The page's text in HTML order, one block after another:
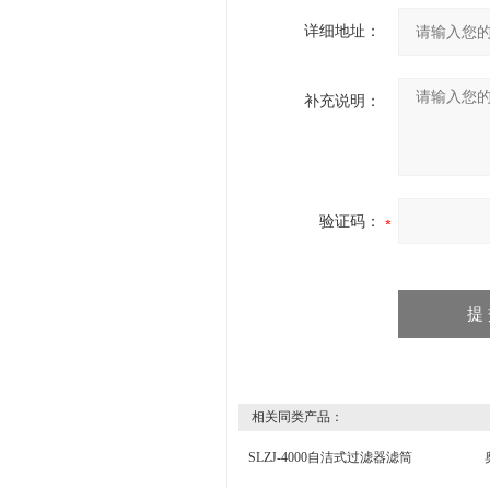
详细地址：
补充说明：
验证码：
相关同类产品：
SLZJ-4000自洁式过滤器滤筒